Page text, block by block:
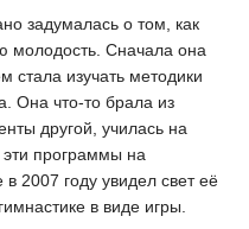
задумалась о том, как
молодость. Сначала она
стала изучать методики
Она что-то брала из
другой, училась на
эти программы на
2007 году увидел свет её
в виде игры.